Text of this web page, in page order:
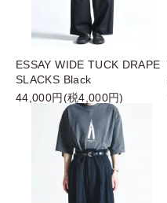
ESSAY WIDE TUCK DRAPE
SLACKS Black
44,000円(税4,000円)